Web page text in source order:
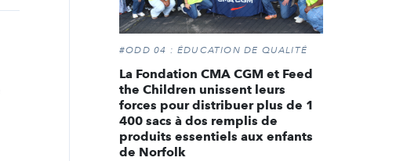
#ODD 04 : ÉDUCATION DE QUALITÉ
La Fondation CMA CGM et Feed
the Children unissent leurs
forces pour distribuer plus de 1
400 sacs à dos remplis de
produits essentiels aux enfants
de Norfolk